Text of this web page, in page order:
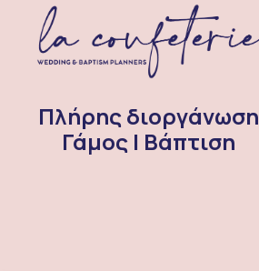
Πλήρης διοργάνωση
Γάμος | Βάπτιση